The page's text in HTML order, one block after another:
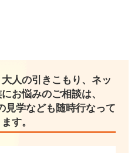
人の引きこもり、ネッ
お悩みのご相談は、
学なども随時行なって
す。